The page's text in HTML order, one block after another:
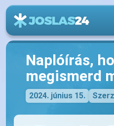
Naplóírás,
megismerd
2024. június 15.